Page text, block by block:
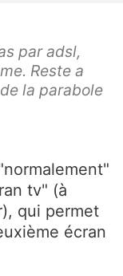
par adsl,
Reste a
la parabole
tv" (à
qui permet
écran